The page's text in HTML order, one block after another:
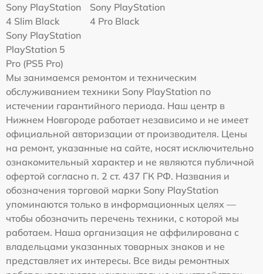
Sony PlayStation
4 Slim Black
Sony PlayStation
4 Pro Black
Sony PlayStation
PlayStation 5
Pro (PS5 Pro)
Мы занимаемся ремонтом и техническим
обслуживанием техники Sony PlayStation по
истечении гарантийного периода. Наш центр в
Нижнем Новгороде работает независимо и не имеет
официальной авторизации от производителя. Цены
на ремонт, указанные на сайте, носят исключительно
ознакомительный характер и не являются публичной
офертой согласно п. 2 ст. 437 ГК РФ. Названия и
обозначения торговой марки Sony PlayStation
упоминаются только в информационных целях —
чтобы обозначить перечень техники, с которой мы
работаем. Наша организация не аффилирована с
владельцами указанных товарных знаков и не
представляет их интересы. Все виды ремонтных